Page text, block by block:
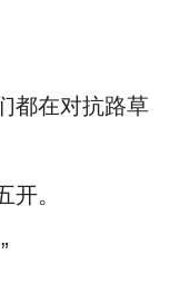
都在对抗路草
开。